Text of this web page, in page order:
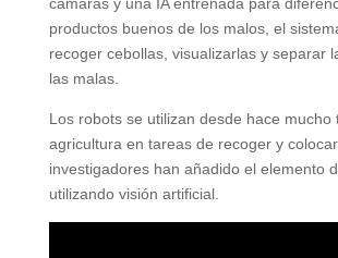
productos buenos de los malos, el
recoger cebollas, visualizarlas y separar
las malas.
Los robots se utilizan desde hace mucho
agricultura en tareas de recoger y
investigadores han añadido el elemento
utilizando visión artificial.